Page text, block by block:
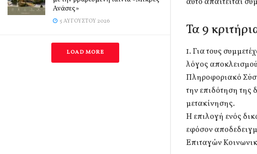
Ανάσες»
5 ΑΥΓΟΎΣΤΟΥ 2026
LOAD MORE
αυτό απαιτείται
Τα 9
1. Για τους
λόγος
Πληροφοριακό
την επιδότηση της
μετακίνησης.
Η επιλογή ενός
εφόσον
Επιταγών